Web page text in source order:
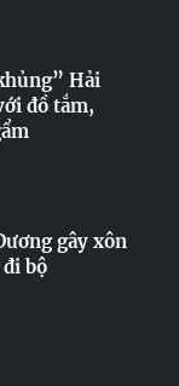
Hải
đồ tắm,
gây xôn
bộ